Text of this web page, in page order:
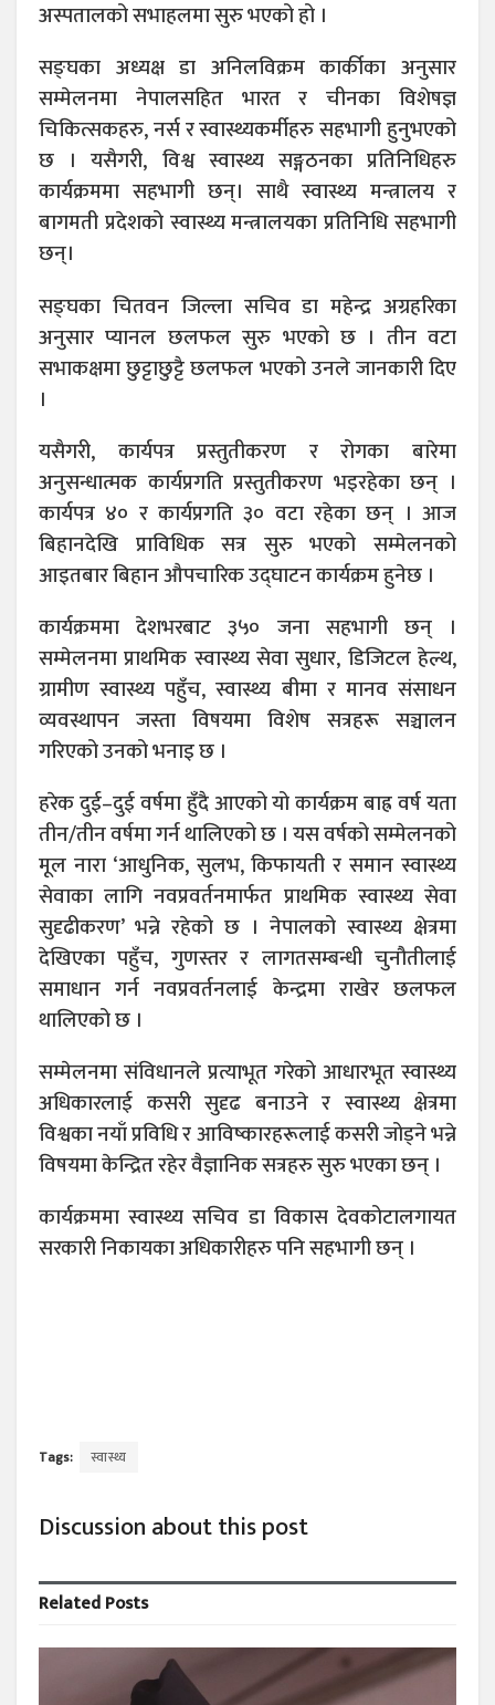
अस्पतालको सभाहलमा सुरु भएको हो ।
सङ्घका अध्यक्ष डा अनिलविक्रम कार्कीका अनुसार
सम्मेलनमा नेपालसहित भारत र चीनका विशेषज्ञ
चिकित्सकहरु, नर्स र स्वास्थ्यकर्मीहरु सहभागी हुनुभएको
छ । यसैगरी, विश्व स्वास्थ्य सङ्गठनका प्रतिनिधिहरु
कार्यक्रममा सहभागी छन्। साथै स्वास्थ्य मन्त्रालय र
बागमती प्रदेशको स्वास्थ्य मन्त्रालयका प्रतिनिधि सहभागी
छन्।
सङ्घका चितवन जिल्ला सचिव डा महेन्द्र अग्रहरिका
अनुसार प्यानल छलफल सुरु भएको छ । तीन वटा
सभाकक्षमा छुट्टाछुट्टै छलफल भएको उनले जानकारी दिए
।
यसैगरी, कार्यपत्र प्रस्तुतीकरण र रोगका बारेमा
अनुसन्धात्मक कार्यप्रगति प्रस्तुतीकरण भइरहेका छन् ।
कार्यपत्र ४० र कार्यप्रगति ३० वटा रहेका छन् । आज
बिहानदेखि प्राविधिक सत्र सुरु भएको सम्मेलनको
आइतबार बिहान औपचारिक उद्घाटन कार्यक्रम हुनेछ ।
कार्यक्रममा देशभरबाट ३५० जना सहभागी छन् ।
सम्मेलनमा प्राथमिक स्वास्थ्य सेवा सुधार, डिजिटल हेल्थ,
ग्रामीण स्वास्थ्य पहुँच, स्वास्थ्य बीमा र मानव संसाधन
व्यवस्थापन जस्ता विषयमा विशेष सत्रहरू सञ्चालन
गरिएको उनको भनाइ छ ।
हरेक दुई–दुई वर्षमा हुँदै आएको यो कार्यक्रम बाह्र वर्ष यता
तीन/तीन वर्षमा गर्न थालिएको छ । यस वर्षको सम्मेलनको
मूल नारा ‘आधुनिक, सुलभ, किफायती र समान स्वास्थ्य
सेवाका लागि नवप्रवर्तनमार्फत प्राथमिक स्वास्थ्य सेवा
सुदृढीकरण’ भन्ने रहेको छ । नेपालको स्वास्थ्य क्षेत्रमा
देखिएका पहुँच, गुणस्तर र लागतसम्बन्धी चुनौतीलाई
समाधान गर्न नवप्रवर्तनलाई केन्द्रमा राखेर छलफल
थालिएको छ ।
सम्मेलनमा संविधानले प्रत्याभूत गरेको आधारभूत स्वास्थ्य
अधिकारलाई कसरी सुदृढ बनाउने र स्वास्थ्य क्षेत्रमा
विश्वका नयाँ प्रविधि र आविष्कारहरूलाई कसरी जोड्ने भन्ने
विषयमा केन्द्रित रहेर वैज्ञानिक सत्रहरु सुरु भएका छन् ।
कार्यक्रममा स्वास्थ्य सचिव डा विकास देवकोटालगायत
सरकारी निकायका अधिकारीहरु पनि सहभागी छन् ।
Tags: स्वास्थ्य
Discussion about this post
RelatedPosts